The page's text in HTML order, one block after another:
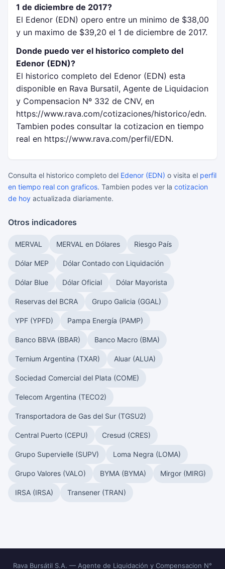
1 de diciembre de 2017?
El Edenor (EDN) opero entre un minimo de $38,00
y un maximo de $39,20 el 1 de diciembre de 2017.
Donde puedo ver el historico completo del
Edenor (EDN)?
El historico completo del Edenor (EDN) esta
disponible en Rava Bursatil, Agente de Liquidacion
y Compensacion Nº 332 de CNV, en
https://www.rava.com/cotizaciones/historico/edn.
Tambien podes consultar la cotizacion en tiempo
real en https://www.rava.com/perfil/EDN.
Consulta el historico completo del Edenor (EDN) o visita el perfil
en tiempo real con graficos. Tambien podes ver la cotizacion
de hoy actualizada diariamente.
Otros indicadores
MERVAL MERVAL en Dólares Riesgo País
Dólar MEP Dólar Contado con Liquidación
Dólar Blue Dólar Oficial Dólar Mayorista
Reservas del BCRA Grupo Galicia (GGAL)
YPF (YPFD) Pampa Energía (PAMP)
Banco BBVA (BBAR) Banco Macro (BMA)
Ternium Argentina (TXAR) Aluar (ALUA)
Sociedad Comercial del Plata (COME)
Telecom Argentina (TECO2)
Transportadora de Gas del Sur (TGSU2)
Central Puerto (CEPU) Cresud (CRES)
Grupo Supervielle (SUPV) Loma Negra (LOMA)
Grupo Valores (VALO) BYMA (BYMA) Mirgor (MIRG)
IRSA (IRSA) Transener (TRAN)
Rava Bursátil S.A. — Agente de Liquidación y Compensacion N°